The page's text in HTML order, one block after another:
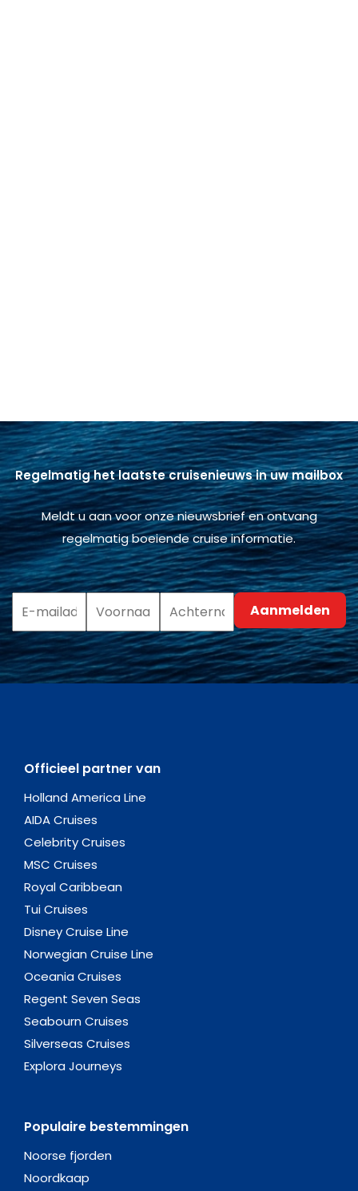
Regelmatig het laatste cruisenieuws in uw mailbox
Meldt u aan voor onze nieuwsbrief en ontvang
regelmatig boeiende cruise informatie.
Officieel partner van
Holland America Line
AIDA Cruises
Celebrity Cruises
MSC Cruises
Royal Caribbean
Tui Cruises
Disney Cruise Line
Norwegian Cruise Line
Oceania Cruises
Regent Seven Seas
Seabourn Cruises
Silverseas Cruises
Explora Journeys
Populaire bestemmingen
Noorse fjorden
Noordkaap